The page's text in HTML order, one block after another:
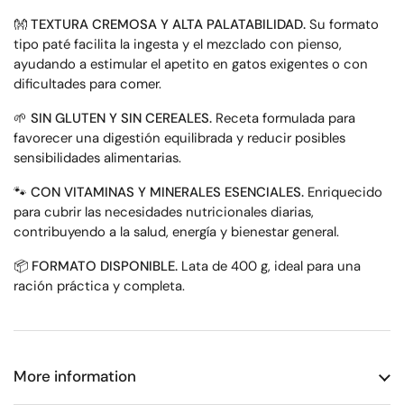
👐 TEXTURA CREMOSA Y ALTA PALATABILIDAD. Su formato
tipo paté facilita la ingesta y el mezclado con pienso,
ayudando a estimular el apetito en gatos exigentes o con
dificultades para comer.
🌱 SIN GLUTEN Y SIN CEREALES. Receta formulada para
favorecer una digestión equilibrada y reducir posibles
sensibilidades alimentarias.
🐾 CON VITAMINAS Y MINERALES ESENCIALES. Enriquecido
para cubrir las necesidades nutricionales diarias,
contribuyendo a la salud, energía y bienestar general.
📦 FORMATO DISPONIBLE. Lata de 400 g, ideal para una
ración práctica y completa.
More information